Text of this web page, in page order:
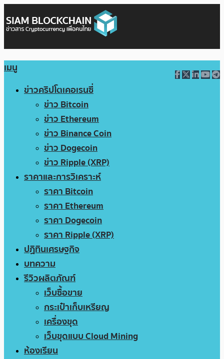
เมนู
ข่าวคริปโตเคอเรนซี่
ข่าว Bitcoin
ข่าว Ethereum
ข่าว Binance Coin
ข่าว Dogecoin
ข่าว Ripple (XRP)
ราคาและการวิเคราะห์
ราคา Bitcoin
ราคา Ethereum
ราคา Dogecoin
ราคา Ripple (XRP)
ปฏิทินเศรษฐกิจ
บทความ
รีวิวผลิตภัณฑ์
เว็บซื้อขาย
กระเป๋าเก็บเหรียญ
เครื่องขุด
เว็บขุดแบบ Cloud Mining
ห้องเรียน